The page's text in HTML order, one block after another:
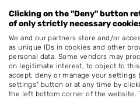
6001EV
Op 16,01
Clicking on the "Deny" button
of only strictly necessary
We and our partners store and/or
as unique IDs in cookies and other
personal data. Some vendors may
on legitimate interest, to object to
accept, deny or manage your settings
settings" button or at any time by
the left bottom corner of the website.